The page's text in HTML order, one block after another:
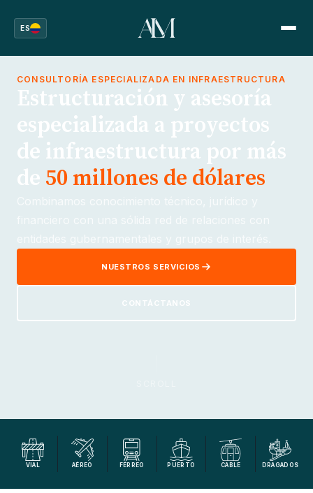
ES
CONSULTORÍA ESPECIALIZADA EN INFRAESTRUCTURA
Estructuración y asesoría
especializada a proyectos
de infraestructura por más
de 50 millones de dólares
NUESTROS SERVICIOS
CONTÁCTANOS
VIAL AÉREO FÉRREO PUERTO CABLE DRAGADOS